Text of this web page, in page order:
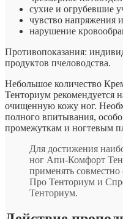
сухие и огрубевшие
чувство напряжения
нарушение
Противопоказания:
продуктов пчеловодства.
Небольшое количество
Тенториум рекомендуется
очищенную кожу ног.
полного впитывания,
промежуткам и ногтевым
Для достижения
ног Апи-Комфорт
применять
Про Тенториум и
Тенториум.